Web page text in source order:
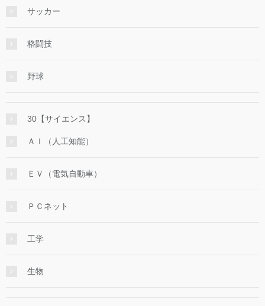
サッカー
格闘技
野球
30【サイエンス】
ＡＩ（人工知能）
ＥＶ（電気自動車）
ＰＣネット
工学
生物